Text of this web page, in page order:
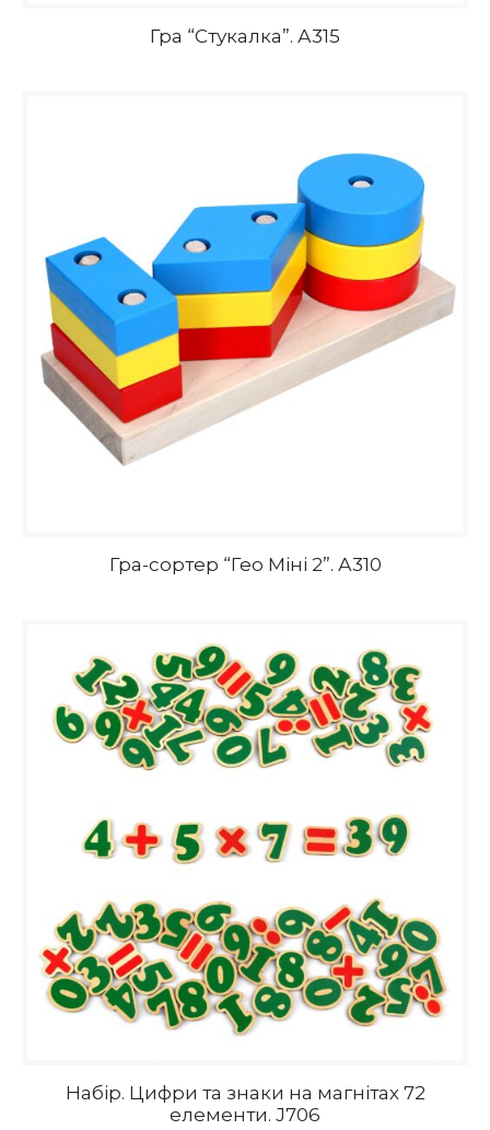
Гра “Стукалка”. А315
Гра-сортер “Гео Міні 2”. А310
Набір. Цифри та знаки на магнітах 72
елементи. J706